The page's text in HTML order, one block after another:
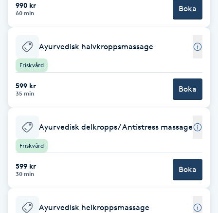
Brynformning
Brynfärgning
Bröllopsuppsättning
Celluliter
Coachning
990 kr
60 min Boka
Ayurvedisk halvkroppsmassage
Friskvård
599 kr
35 min Boka
Ayurvedisk delkropps/ Antistress massage
Friskvård
599 kr
30 min Boka
Ayurvedisk helkroppsmassage